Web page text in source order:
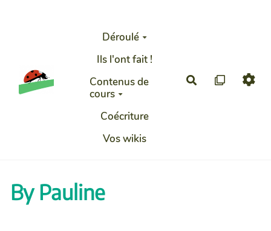
Déroulé
Ils l'ont fait !
Contenus de
cours
Coécriture
Vos wikis
Rechercher
By Pauline